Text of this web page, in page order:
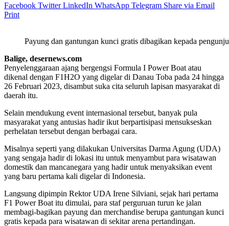
Facebook Twitter LinkedIn WhatsApp Telegram Share via Email
Print
Payung dan gantungan kunci gratis dibagikan kepada
Balige, desernews.com
Penyelenggaraan ajang bergengsi Formula I Power Boat atau
dikenal dengan F1H2O yang digelar di Danau Toba pada 24 hingga
26 Februari 2023, disambut suka cita seluruh lapisan masyarakat di
daerah itu.
Selain mendukung event internasional tersebut, banyak pula
masyarakat yang antusias hadir ikut berpartisipasi mensukseskan
perhelatan tersebut dengan berbagai cara.
Misalnya seperti yang dilakukan Universitas Darma Agung (UDA)
yang sengaja hadir di lokasi itu untuk menyambut para wisatawan
domestik dan mancanegara yang hadir untuk menyaksikan event
yang baru pertama kali digelar di Indonesia.
Langsung dipimpin Rektor UDA Irene Silviani, sejak hari pertama
F1 Power Boat itu dimulai, para staf perguruan turun ke jalan
membagi-bagikan payung dan merchandise berupa gantungan kunci
gratis kepada para wisatawan di sekitar arena pertandingan.